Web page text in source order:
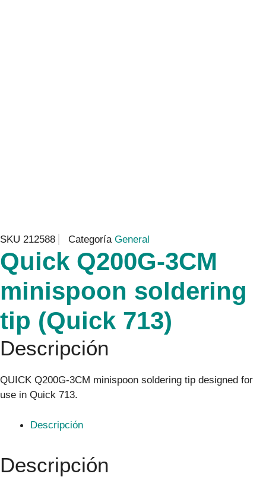
SKU 212588 Categoría General
Quick Q200G-3CM
minispoon soldering
tip (Quick 713)
Descripción
QUICK Q200G-3CM minispoon soldering tip designed for
use in Quick 713.
Descripción
Descripción